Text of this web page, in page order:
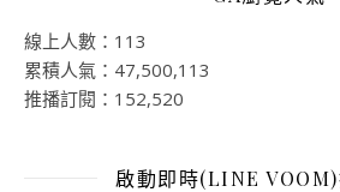
線上人數：113
累積人氣：47,500,113
推播訂閱：152,520
啟動即時(LINE